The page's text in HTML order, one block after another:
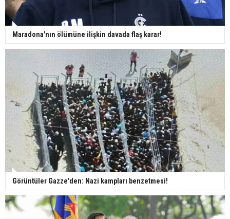
Maradona'nın ölümüne ilişkin davada flaş karar!
Görüntüler Gazze'den: Nazi kampları benzetmesi!